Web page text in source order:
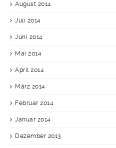
August 2014
Juli 2014
Juni 2014
Mai 2014
April 2014
März 2014
Februar 2014
Januar 2014
Dezember 2013